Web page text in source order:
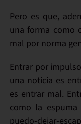
Pero es que,
una forma como
mal por norma
Entrar por impulso
una noticia es
es entrar mal.
como la espuma
puedo-dejar-